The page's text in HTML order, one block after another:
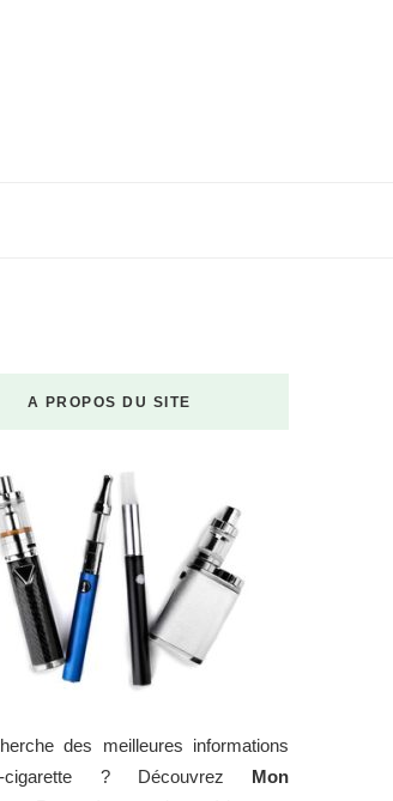
A PROPOS DU SITE
des meilleures informations
cigarette ? Découvrez Mon